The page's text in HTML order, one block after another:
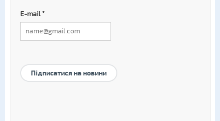
E-mail*
Підписатися на новини